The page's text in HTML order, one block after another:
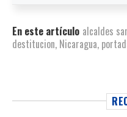
En este artículo alcaldes
destitucion, Nicaragua,